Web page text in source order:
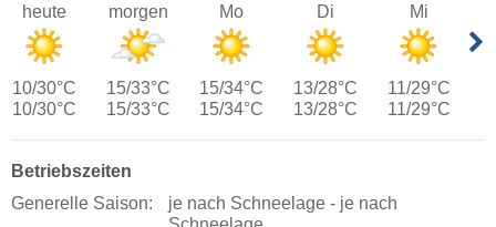
heute
10/30°C
10/30°C
morgen
15/33°C
15/33°C
Mo
15/34°C
15/34°C
Di
13/28°C
13/28°C
Mi
11/29°C
11/29°C
Betriebszeiten
Generelle Saison:
je nach Schneelage - je nach